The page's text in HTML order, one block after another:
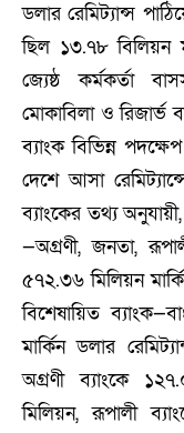
ডলার রেমিট্যান্স
ছিল ১৩.৭৮ বিলিয়ন
জ্যেষ্ঠ কর্মকর্তা
মোকাবিলা ও রিজার্ভ
ব্যাংক বিভিন্ন
দেশে আসা
ব্যাংকের তথ্য অনুযায়ী,
—অগ্রণী, জনতা,
৫৭২.৩৬ মিলিয়ন
বিশেষায়িত
মার্কিন ডলার
অগ্রণী ব্যাংকে
মিলিয়ন, রূপালী